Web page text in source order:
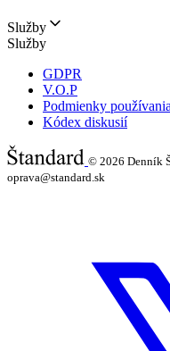
Služby
Služby
GDPR
V.O.P
Podmienky používania
Kódex diskusií
© 2026 Denník
oprava@standard.sk